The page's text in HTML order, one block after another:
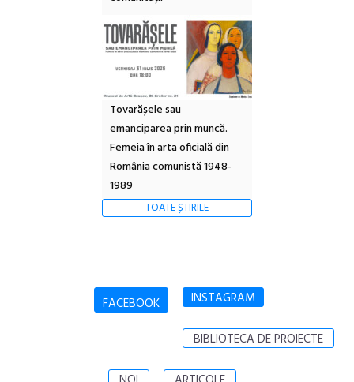
Tovarășele sau
emanciparea prin muncă.
Femeia în arta oficială din
România comunistă 1948-
1989
TOATE ȘTIRILE
FACEBOOK INSTAGRAM
BIBLIOTECA DE PROIECTE